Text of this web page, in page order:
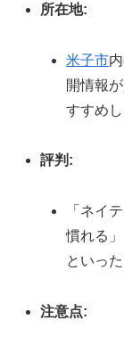
所在地:
米子市
開情報
すすめし
評判:
「ネイ
慣れる
といっ
注意点: